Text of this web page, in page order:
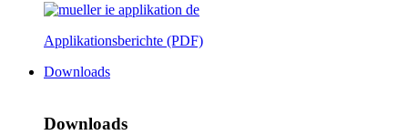
Applikationsberichte (PDF)
Downloads
Downloads